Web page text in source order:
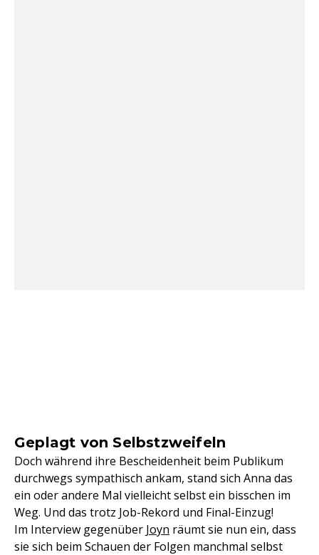
Geplagt von Selbstzweifeln
Doch während ihre Bescheidenheit beim Publikum
durchwegs sympathisch ankam, stand sich Anna das
ein oder andere Mal vielleicht selbst ein bisschen im
Weg. Und das trotz Job-Rekord und Final-Einzug!
Im Interview gegenüber Joyn räumt sie nun ein, dass
sie sich beim Schauen der Folgen manchmal selbst